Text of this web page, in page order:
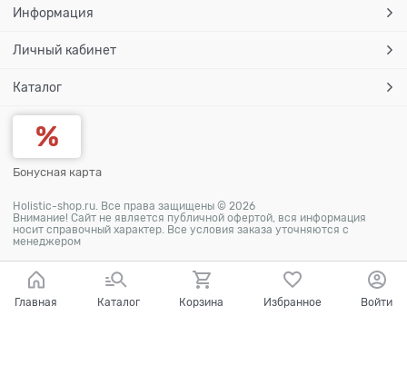
Информация
Личный кабинет
Каталог
Бонусная карта
Holistic-shop.ru. Все права защищены © 2026
Внимание! Сайт не является публичной офертой, вся информация
носит справочный характер. Все условия заказа уточняются с
менеджером
Главная Каталог Корзина Избранное Войти